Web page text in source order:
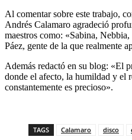
Al comentar sobre este trabajo,
Andrés Calamaro agradeció
maestros como: «Sabina,
Páez, gente de la que realmente
Además redactó en su blog: «El
donde el afecto, la humildad y el
constantemente es precioso».
TAGS Calamaro disco